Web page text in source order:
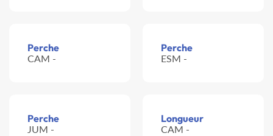
Perche
CAM -
Perche
ESM -
Perche
JUM -
Longueur
CAM -